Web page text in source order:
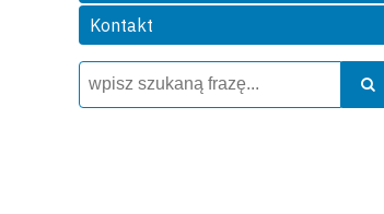
Kontakt
Wyszukiwarka
Szukaj